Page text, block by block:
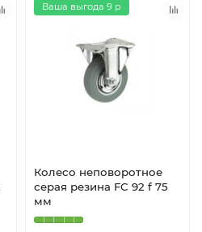
Ваша выгода 9 р
Колесо неповоротное
серая резина FC 92 f 75
мм